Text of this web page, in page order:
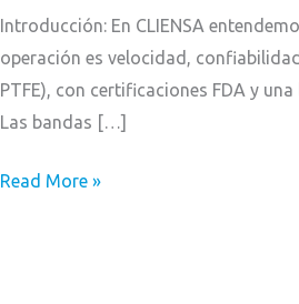
Introducción: En CLIENSA
operación es velocidad,
PTFE), con certificaciones FDA y
Las bandas […]
Read More »